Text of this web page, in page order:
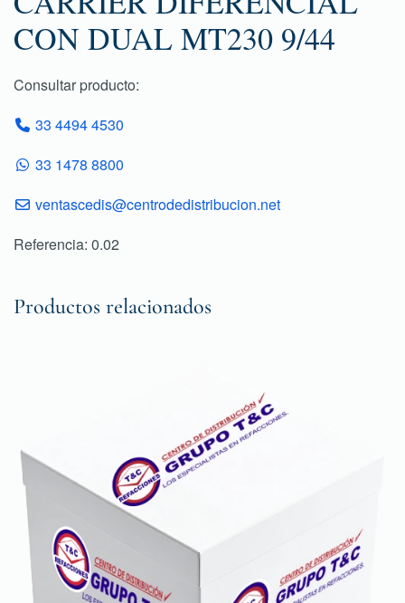
CON DUAL MT230 9/44
Consultar producto:
33 4494 4530
33 1478 8800
ventascedis@centrodedistribucion.net
Referencia: 0.02
Productos relacionados